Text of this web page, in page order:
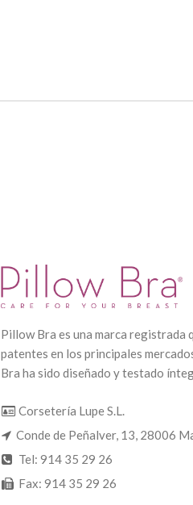
Pillow Bra es una marca registrada
patentes en los principales
Bra ha sido diseñado y testado
Corsetería Lupe S.L.
Conde de Peñalver, 13, 28006
Tel: 914 35 29 26
Fax: 914 35 29 26